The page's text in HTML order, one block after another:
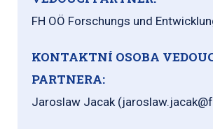
FH OÖ Forschungs und
KONTAKTNÍ OSOBA
PARTNERA:
Jaroslaw Jacak